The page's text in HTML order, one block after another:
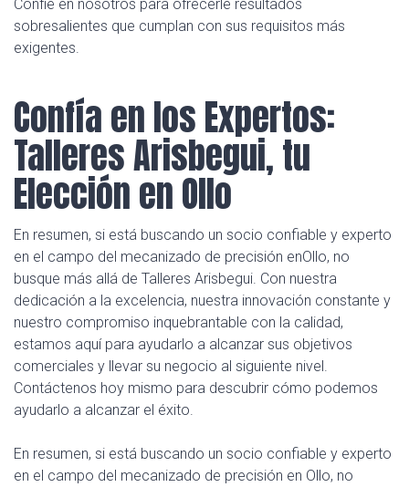
Confíe en nosotros para ofrecerle resultados
sobresalientes que cumplan con sus requisitos más
exigentes.
Confía en los Expertos:
Talleres Arisbegui, tu
Elección en Ollo
En resumen, si está buscando un socio confiable y experto
en el campo del mecanizado de precisión enOllo, no
busque más allá de Talleres Arisbegui. Con nuestra
dedicación a la excelencia, nuestra innovación constante y
nuestro compromiso inquebrantable con la calidad,
estamos aquí para ayudarlo a alcanzar sus objetivos
comerciales y llevar su negocio al siguiente nivel.
Contáctenos hoy mismo para descubrir cómo podemos
ayudarlo a alcanzar el éxito.
En resumen, si está buscando un socio confiable y experto
en el campo del mecanizado de precisión en Ollo, no